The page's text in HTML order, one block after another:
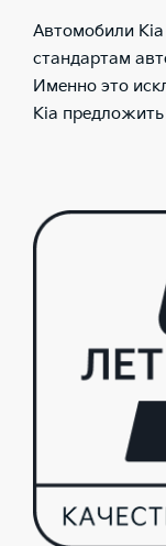
Автомобили
стандартам
Именно это
Kia предложить